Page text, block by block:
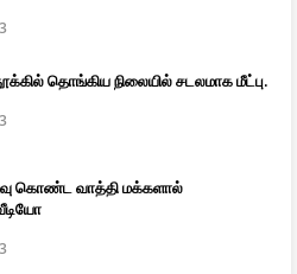
தொங்கிய நிலையில் சடலமாக மீட்பு.
கொண்ட வாத்தி மக்களால்